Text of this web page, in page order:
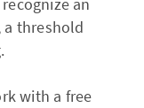
an
a threshold
with a free